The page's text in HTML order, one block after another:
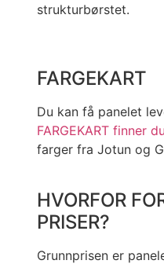
strukturbørstet.
FARGEKART
Du kan få panelet
FARGEKART finner
farger fra Jotun og
HVORFOR
PRISER?
Grunnprisen er